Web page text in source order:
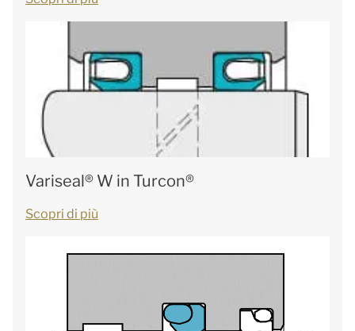
Variseal® W in Turcon®
Scopri di più